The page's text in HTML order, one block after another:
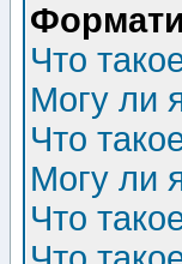
Что
Могу ли
Что
Могу ли
Что